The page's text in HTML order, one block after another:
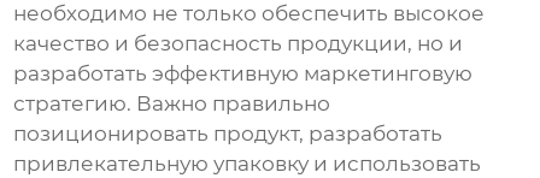
необходимо не только обеспечить высокое
качество и безопасность продукции, но и
разработать эффективную маркетинговую
стратегию. Важно правильно
позиционировать продукт, разработать
привлекательную упаковку и использовать